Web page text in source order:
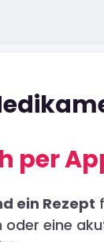
per
ein Rezept
oder eine